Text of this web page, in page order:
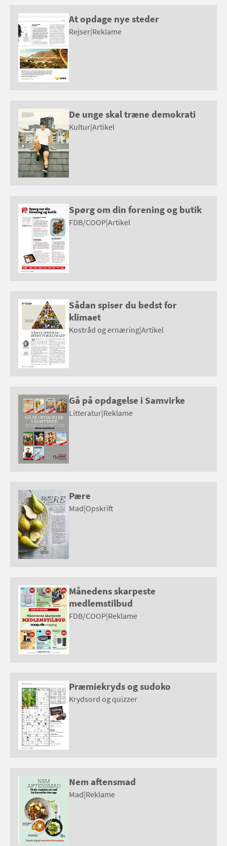
At opdage nye steder
Rejser|Reklame
De unge skal træne demokrati
Kultur|Artikel
Spørg om din forening og butik
FDB/COOP|Artikel
Sådan spiser du bedst for
klimaet
Kostråd og ernæring|Artikel
Gå på opdagelse i Samvirke
Litteratur|Reklame
Pære
Mad|Opskrift
Månedens skarpeste
medlemstilbud
FDB/COOP|Reklame
Præmiekryds og sudoko
Krydsord og quizzer
Nem aftensmad
Mad|Reklame